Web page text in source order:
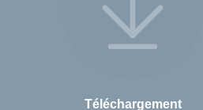
Téléchargement